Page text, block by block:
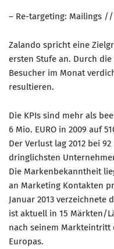
– Re-targeting: Mailings //
Zalando spricht eine
ersten Stufe an. Durch
Besucher im Monat
resultieren.
Die KPIs sind mehr als
6 Mio. EURO in 2009 auf
Der Verlust lag 2012 bei
dringlichsten
Die Markenbekanntheit
an Marketing Kontakten
Januar 2013 verzeichnete
ist aktuell in 15 Märkten/
nach seinem Markteintritt
Europas.